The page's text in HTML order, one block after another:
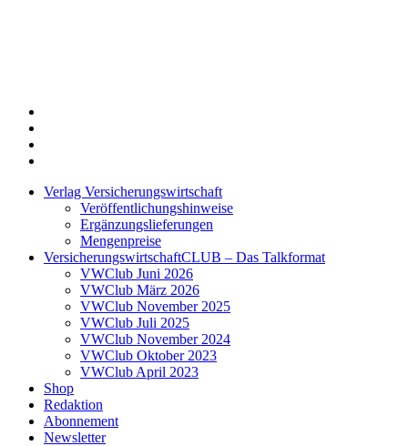
Verlag Versicherungswirtschaft
Veröffentlichungshinweise
Ergänzungslieferungen
Mengenpreise
VersicherungswirtschaftCLUB – Das Talkformat
VWClub Juni 2026
VWClub März 2026
VWClub November 2025
VWClub Juli 2025
VWClub November 2024
VWClub Oktober 2023
VWClub April 2023
Shop
Redaktion
Abonnement
Newsletter